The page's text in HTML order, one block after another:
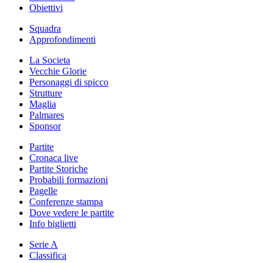
Obiettivi
Squadra
Approfondimenti
La Societa
Vecchie Glorie
Personaggi di spicco
Strutture
Maglia
Palmares
Sponsor
Partite
Cronaca live
Partite Storiche
Probabili formazioni
Pagelle
Conferenze stampa
Dove vedere le partite
Info biglietti
Serie A
Classifica